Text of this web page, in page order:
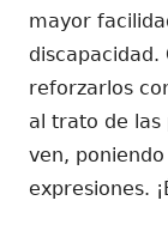
mayor
discapacidad.
reforzarlos
al trato de las
ven,
expresiones.